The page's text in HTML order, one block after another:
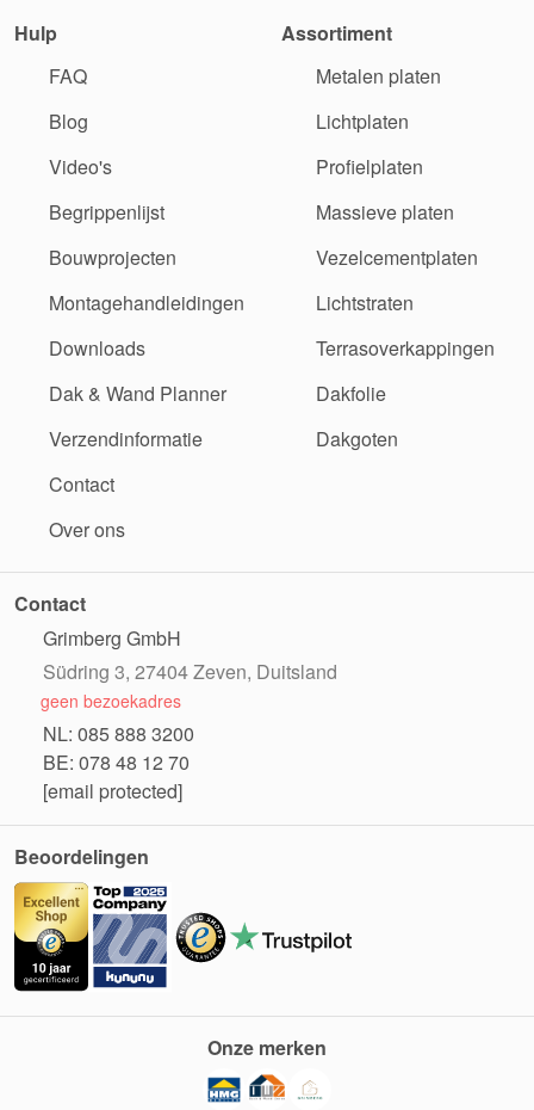
Hulp
FAQ
Blog
Video's
Begrippenlijst
Bouwprojecten
Montagehandleidingen
Downloads
Dak & Wand Planner
Verzendinformatie
Contact
Over ons
Assortiment
Metalen platen
Lichtplaten
Profielplaten
Massieve platen
Vezelcementplaten
Lichtstraten
Terrasoverkappingen
Dakfolie
Dakgoten
Contact
Grimberg GmbH
Südring 3, 27404 Zeven, Duitsland
geen bezoekadres
NL: 085 888 3200
BE: 078 48 12 70
[email protected]
Beoordelingen
Onze merken